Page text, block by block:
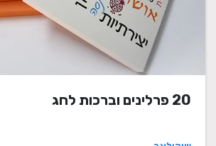
20 פרלינים וברכות לחג